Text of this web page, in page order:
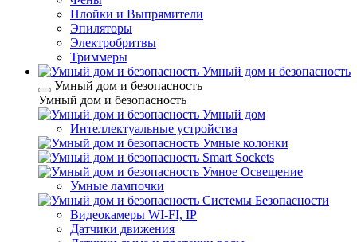
Плойки и Выпрямители
Эпиляторы
Электробритвы
Триммеры
Умный дом и безопасность
Умный дом и безопасность
Умный дом и безопасность
Умный дом
Интеллектуальные устройства
Умные колонки
Smart Sockets
Умное Освещение
Умные лампочки
Системы Безопасности
Видеокамеры WI-FI, IP
Датчики движения